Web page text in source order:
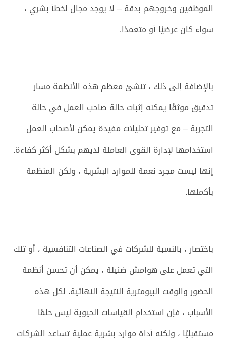
الموظفين وخروجهم بدقة – لا يوجد مجال لخطأ بشري ،
سواء كان عرضيًا أو متعمدًا.
بالإضافة إلى ذلك ، تنشئ معظم هذه الأنظمة مسار
تدقيق موثقًا يمكنه إثبات حالة صاحب العمل في حالة
التجربة – مع توفير تحليلات مفيدة يمكن لأصحاب العمل
استخدامها لإدارة القوى العاملة لديهم بشكل أكثر كفاءة.
إنها ليست مجرد نعمة للموارد البشرية ، ولكن المنظمة
بأكملها.
باختصار ، بالنسبة للشركات في الصناعات التنافسية ، أو تلك
التي تعمل على هوامش ضئيلة ، يمكن أن تحسن أنظمة
الحضور والوقت البيومترية النتيجة النهائية. لكل هذه
الأسباب ، فإن استخدام القياسات الحيوية ليس حلمًا
مستقبليًا ، ولكنه أداة موارد بشرية عملية تساعد الشركات